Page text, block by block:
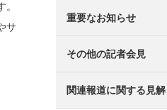
サ
重要なお知らせ
その他の記者会見
関連報道に関する見解